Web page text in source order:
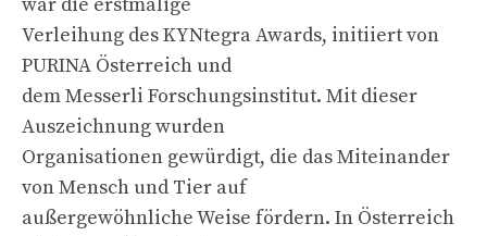
Verleihung des KYNtegra Awards, initiiert von
PURINA Österreich und
dem Messerli Forschungsinstitut. Mit dieser
Auszeichnung wurden
Organisationen gewürdigt, die das Miteinander
von Mensch und Tier auf
außergewöhnliche Weise fördern. In Österreich